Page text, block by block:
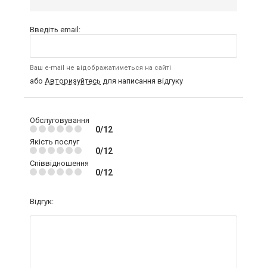
Введіть email:
Ваш e-mail не відображатиметься на сайті
або Авторизуйтесь для написання відгуку
Обслуговування
0/12
Якість послуг
0/12
Співвідношення
0/12
Відгук: